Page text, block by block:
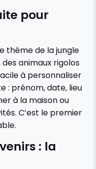
pour
thème de la jungle
animaux rigolos
à personnaliser
: prénom, date, lieu
à la maison ou
C’est le premier
: la